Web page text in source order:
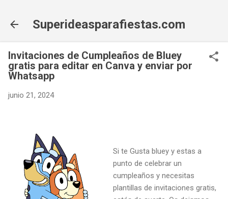
Superideasparafiestas.com
Invitaciones de Cumpleaños de Bluey
gratis para editar en Canva y enviar por
Whatsapp
junio 21, 2024
Si te Gusta bluey y estas a
punto de celebrar un
cumpleaños y necesitas
plantillas de invitaciones gratis,